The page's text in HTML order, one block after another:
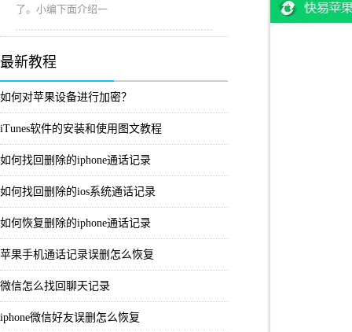
了。小编下面介绍一
最新教程
如何对苹果设备进行加密？
iTunes软件的安装和使用图文教程
如何找回删除的iphone通话记录
如何找回删除的ios系统通话记录
如何恢复删除的iphone通话记录
苹果手机通话记录误删怎么恢复
微信怎么找回聊天记录
iphone微信好友误删怎么恢复